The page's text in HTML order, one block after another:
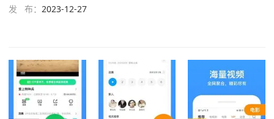
发 布： 2023-12-27